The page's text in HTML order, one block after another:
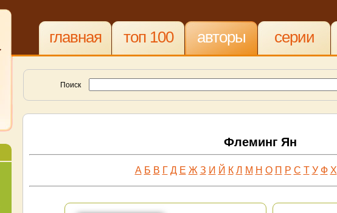
главная топ 100 авторы серии
Поиск
Флеминг Ян
А Б В Г Д Е Ж З И Й К Л М Н О П Р С Т У Ф Х